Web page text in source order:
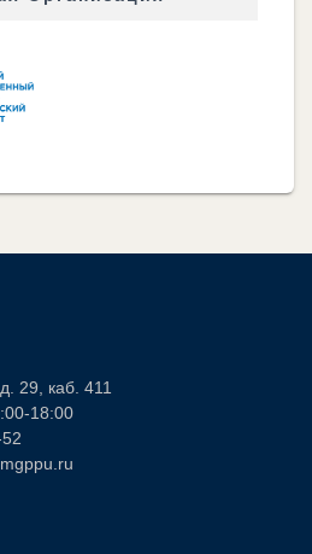
29, каб. 411
18:00